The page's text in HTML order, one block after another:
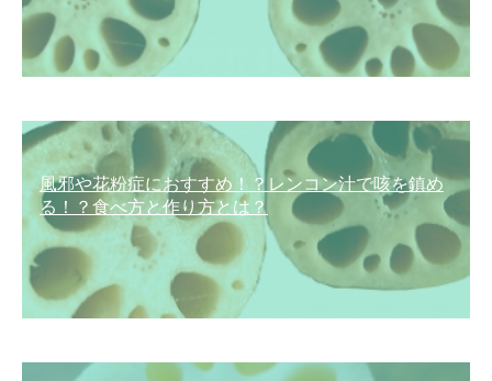
風邪や花粉症におすすめ！？レンコン汁で咳を鎮め
る！？食べ方と作り方とは？